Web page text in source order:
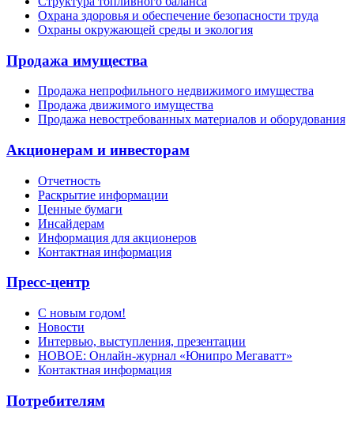
Охрана здоровья и обеспечение безопасности труда
Охраны окружающей среды и экология
Продажа имущества
Продажа непрофильного недвижимого имущества
Продажа движимого имущества
Продажа невостребованных материалов и оборудования
Акционерам и инвесторам
Отчетность
Раскрытие информации
Ценные бумаги
Инсайдерам
Информация для акционеров
Контактная информация
Пресс-центр
С новым годом!
Новости
Интервью, выступления, презентации
НОВОЕ: Онлайн-журнал «Юнипро Мегаватт»
Контактная информация
Потребителям